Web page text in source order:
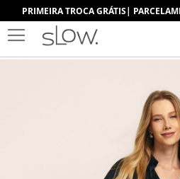
PRIMEIRA TROCA GRÁTIS|
Pular